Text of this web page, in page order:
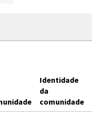
Identidade
da
comunidade